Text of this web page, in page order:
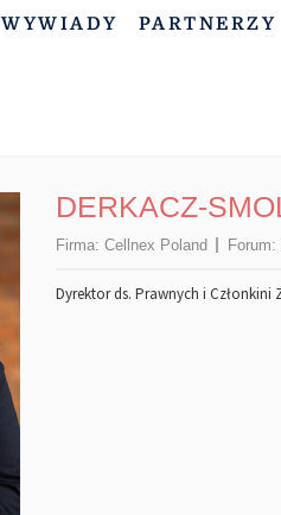
WYWIADY PARTNERZY
DERKACZ-
Firma:Cellnex Poland Forum:
Dyrektor ds. Prawnych i Członkini